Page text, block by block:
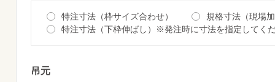
特注寸法（枠サイズ合わせ）
規格寸法（現場
特注寸法（下枠伸ばし）※発注時に寸法を指定してく
吊元